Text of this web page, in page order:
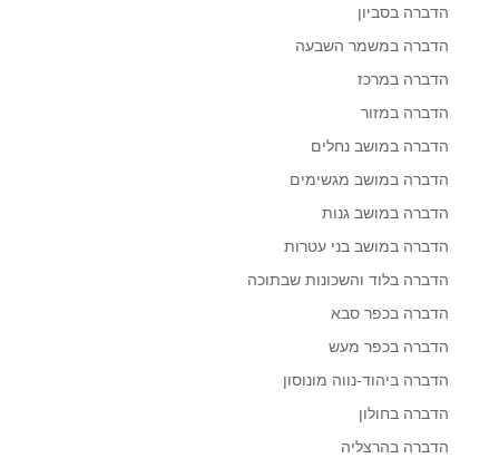
הדברה בסביון
הדברה במשמר השבעה
הדברה במרכז
הדברה במזור
הדברה במושב נחלים
הדברה במושב מגשימים
הדברה במושב גנות
הדברה במושב בני עטרות
הדברה בלוד והשכונות שבתוכה
הדברה בכפר סבא
הדברה בכפר מעש
הדברה ביהוד-נווה מונוסון
הדברה בחולון
הדברה בהרצליה